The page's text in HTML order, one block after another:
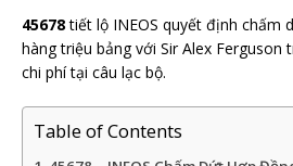
45678tiết lộ INEOS quyết định chấm
hàng triệu bảng với Sir Alex Ferguson
chi phí tại câu lạc bộ.
Table of Contents